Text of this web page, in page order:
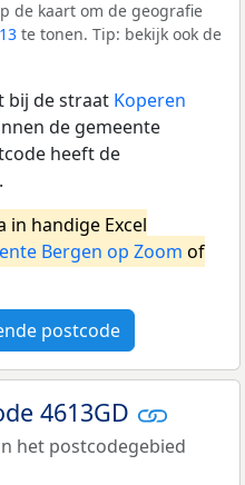
de kaart om de geografie
te tonen. Tip: bekijk ook de
bij de straat Koperen
de gemeente
heeft de
in handige Excel
Bergen op Zoom of
postcode
4613GD
het postcodegebied